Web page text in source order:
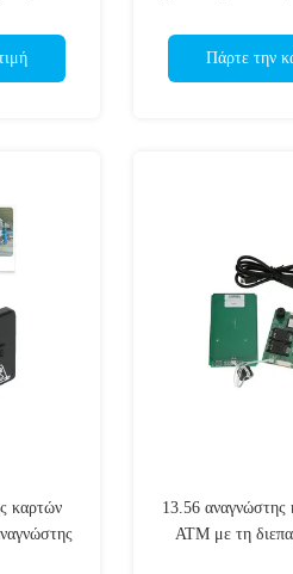
Πάρτε την
καρτών
13.56
ATM με τη